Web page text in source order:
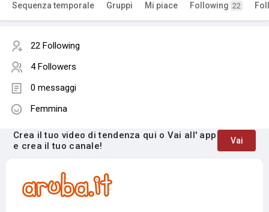
Sequenza temporale Gruppi Mi piace Following 22
22 Following
4 Followers
0 messaggi
Femmina
Crea il tuo video di tendenza qui o Vai all' app
e crea il tuo canale!
Vai